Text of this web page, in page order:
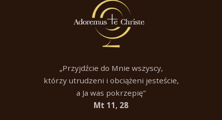
„Przyjdźcie do Mnie wszyscy,
którzy utrudzeni i obciążeni jesteście,
a Ja was pokrzepię”
Mt 11, 28